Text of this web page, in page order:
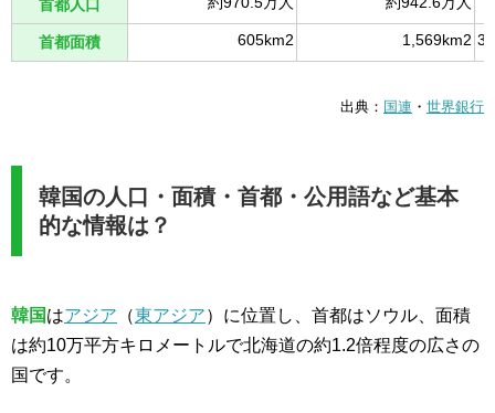
首都人口
首都面積 605km2 1,569km2
出典： 国連 ・ 世界銀行
韓国の人口・面積・首都・公用語など基本
的な情報は？
韓国はアジア （東アジア）に位置し、首都はソウル、面積
は約10万平方キロメートルで北海道の約1.2倍程度の広さの
国です。